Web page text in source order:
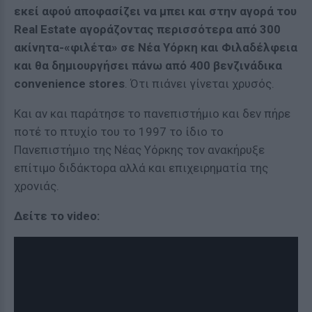
εκεί αφού αποφασίζει να μπει και στην αγορά του
Real Estate αγοράζοντας περισσότερα από 300
ακίνητα-«φιλέτα» σε Νέα Υόρκη και Φιλαδέλφεια
και θα δημιουργήσει πάνω από 400 βενζινάδικα
convenience stores. Ότι πιάνει γίνεται χρυσός.
Και αν και παράτησε το πανεπιστήμιο και δεν πήρε
ποτέ το πτυχίο του το 1997 το ίδιο το
Πανεπιστήμιο της Νέας Υόρκης τον ανακήρυξε
επίτιμο διδάκτορα αλλά και επιχειρηματία της
χρονιάς.
Δείτε το video: